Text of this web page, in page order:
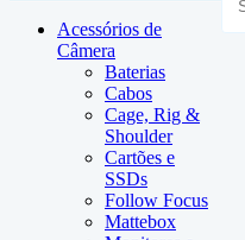
Acessórios de
Câmera
Baterias
Cabos
Cage, Rig &
Shoulder
Cartões e
SSDs
Follow Focus
Mattebox